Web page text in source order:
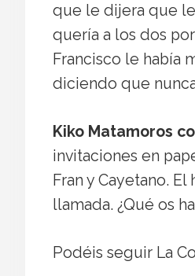
que le dijera que
quería a los dos
Francisco le había
diciendo que
Kiko Matamoros
invitaciones en
Fran y Cayetano.
llamada. ¿Qué os
Podéis seguir La